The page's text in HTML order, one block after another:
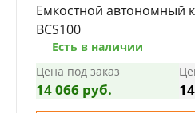
Емкостной автономный
BCS100
Есть в наличии
Цена под заказ
14 066 руб.